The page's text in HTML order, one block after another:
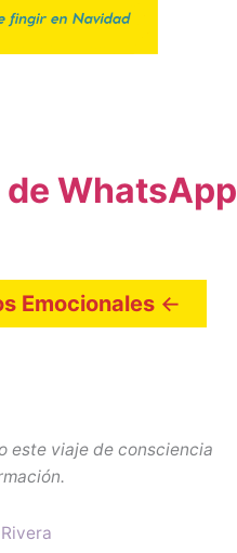
WhatsApp
Emocionales<-
este viaje de consciencia